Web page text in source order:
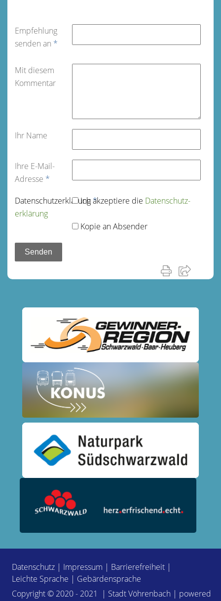
Empfehlung
senden an *
Mit diesem
Kommentar
Ihr Name
Ihre E-Mail-
Adresse *
Datenschutz­erklärung*
Ich akzeptiere die Datenschutz­
erklärung
Kopie an Absender
Datenschutz | Impressum | Barrierefreiheit |
Leichte Sprache | Gebärdensprache
Copyright © 2020 - 2021 | Stadt Vöhrenbach | powered